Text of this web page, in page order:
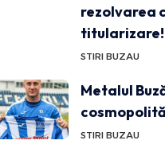
rezolvarea
titularizare!
STIRI BUZAU
Metalul
STIRI BUZAU